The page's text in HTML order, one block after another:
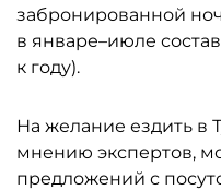
забронированной
в январе–июле
к году).
На желание ездить в
мнению экспертов,
предложений с